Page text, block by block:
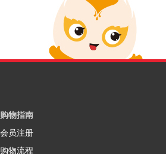
购物指南
会员注册
购物流程